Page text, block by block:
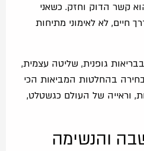
קשר הדוק וחזק. כשאני
חיים, לא לאימוני מתיחות
גופנית, שליטה עצמית,
בהחלטות המביאות הכי
וראייה של העולם כגשטלט,
והנשימה